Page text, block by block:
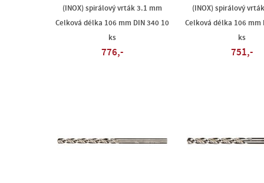
(INOX) spirálový vrták 3.1 mm
Celková délka 106 mm DIN 340 10
ks
776,-
(INOX) spirálový
Celková délka 106 mm
ks
751,-